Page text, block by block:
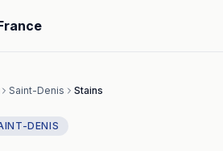
Saint-Denis Stains
DENIS